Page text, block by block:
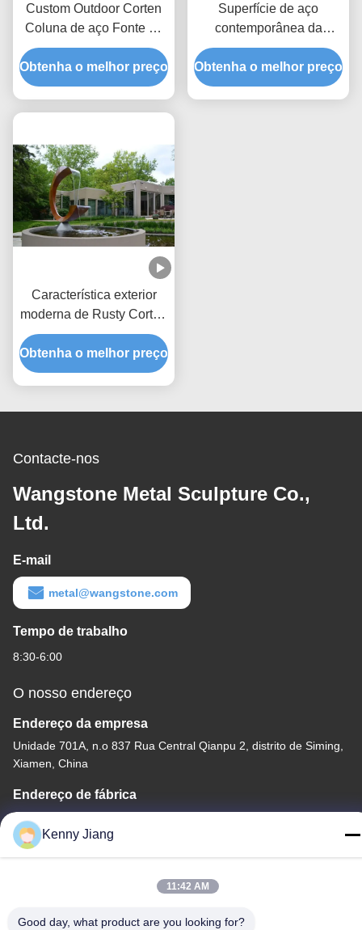
Custom Outdoor Corten
Coluna de aço Fonte de
água característica para
jardim
Obtenha o melhor preço
Superfície de aço
contemporânea da
oxidação da decoração
do jardim da
característica da água de
Obtenha o melhor preço
Característica exterior
moderna de Rusty Corten
Steel Garden Water
Obtenha o melhor preço
Contacte-nos
Wangstone Metal Sculpture Co.,
Ltd.
E-mail
metal@wangstone.com
Tempo de trabalho
8:30-6:00
O nosso endereço
Endereço da empresa
Unidade 701A, n.o 837 Rua Central Qianpu 2, distrito de Siming,
Xiamen, China
Endereço de fábrica
No 72, Yongjun Road, Vila Wufeng, Cidade de Chongwu,
Quanzhou, Fujian, China
Kenny Jiang
11:42 AM
Good day, what product are you looking for?